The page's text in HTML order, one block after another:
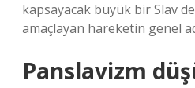
kapsayacak büyük bir Slav
amaçlayan hareketin genel
Panslavizm